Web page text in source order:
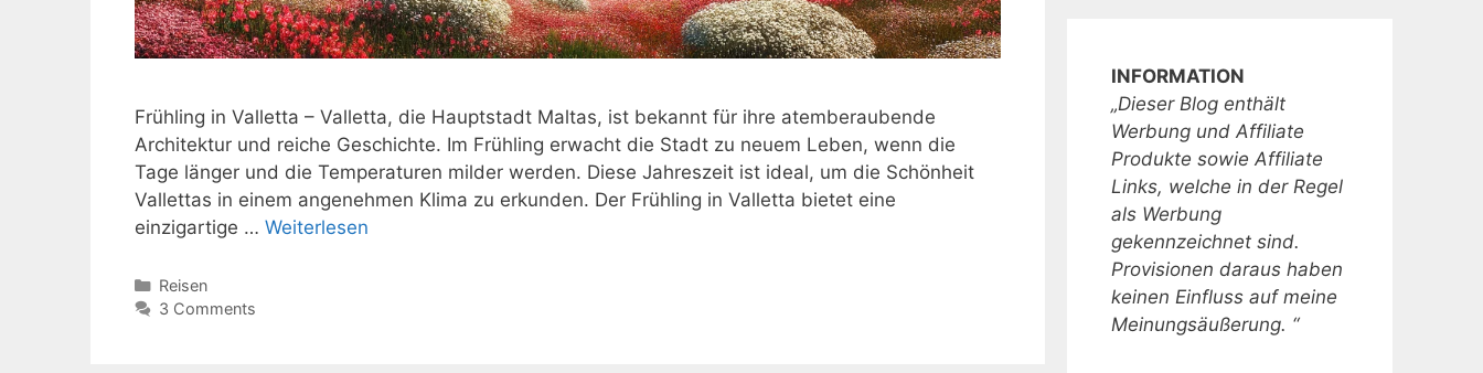
Frühling in Valletta – Valletta, die Hauptstadt Maltas, ist bekannt für ihre atemberaubende
Architektur und reiche Geschichte. Im Frühling erwacht die Stadt zu neuem Leben, wenn die
Tage länger und die Temperaturen milder werden. Diese Jahreszeit ist ideal, um die Schönheit
Vallettas in einem angenehmen Klima zu erkunden. Der Frühling in Valletta bietet eine
einzigartige … Weiterlesen
Kategorien
Reisen
3 Comments
INFORMATION
„Dieser Blog enthält
Werbung und Affiliate
Produkte sowie Affiliate
Links, welche in der Regel
als Werbung
gekennzeichnet sind.
Provisionen daraus haben
keinen Einfluss auf meine
Meinungsäußerung. “